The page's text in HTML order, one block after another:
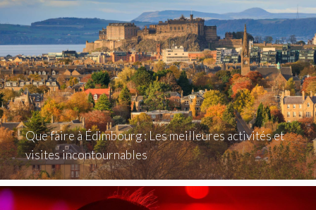
Que faire à Édimbourg : Les meilleures activités et
visites incontournables